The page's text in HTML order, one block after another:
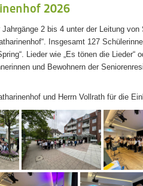
2026
2 bis 4 unter der Leitung
Insgesamt 127
Lieder wie „Es tönen die Lieder“
und Bewohnern der
und Herrn Vollrath für die